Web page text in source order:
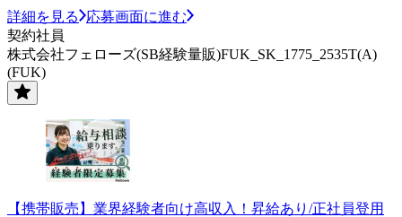
詳細を見る
応募画面に進む
契約社員
株式会社フェローズ(SB経験量販)FUK_SK_1775_2535T(A)
(FUK)
【携帯販売】業界経験者向け高収入！昇給あり/正社員登用